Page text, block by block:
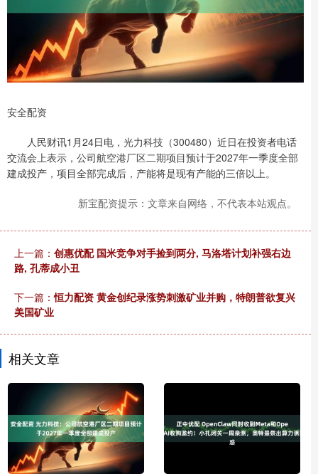
安全配资
人民财讯1月24日电，光力科技（300480）近日在投资者电话
交流会上表示，公司航空港厂区二期项目预计于2027年一季度全部
建成投产，项目全部完成后，产能将是现有产能的三倍以上。
新宝配资提示：文章来自网络，不代表本站观点。
上一篇： 创惠优配 国米竞争对手捡到两分, 马洛塔计划补强右边
路, 孔蒂成小丑
下一篇：恒力配资 黄金创纪录涨势刺激矿业并购，特朗普欲复兴
美国矿业
相关文章